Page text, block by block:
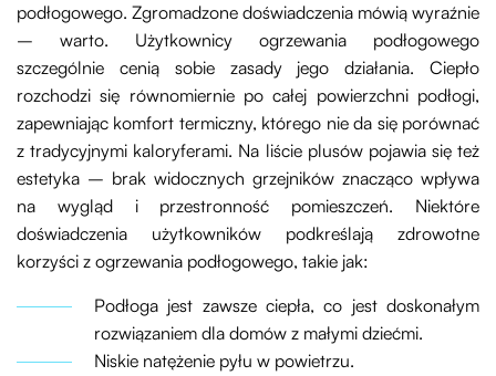
podłogowego. Zgromadzone doświadczenia mówią wyraźnie
– warto. Użytkownicy ogrzewania podłogowego
szczególnie cenią sobie zasady jego działania. Ciepło
rozchodzi się równomiernie po całej powierzchni podłogi,
zapewniając komfort termiczny, którego nie da się porównać
z tradycyjnymi kaloryferami. Na liście plusów pojawia się też
estetyka – brak widocznych grzejników znacząco wpływa
na wygląd i przestronność pomieszczeń. Niektóre
doświadczenia użytkowników podkreślają zdrowotne
korzyści z ogrzewania podłogowego, takie jak:
Podłoga jest zawsze ciepła, co jest doskonałym
rozwiązaniem dla domów z małymi dziećmi.
Niskie natężenie pyłu w powietrzu.